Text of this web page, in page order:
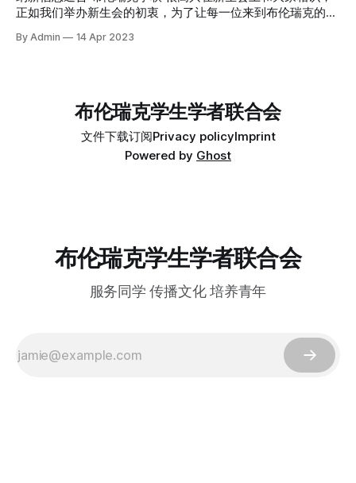
来！
正如我们举办新生会的初衷，为了让每一位来到布伦瑞克的同
学联在服务同学的路上已经走了几十年的时间。 当下，学联
你可以感受到朋友们时常的问候，羁绊多了，此心安处即吾
作，砥砺个人品格，提升综合能力； 在这里你还可以尝试与
校方和中德企业交流，或是维护同学们的权益，或是领略更高
区各高校的承认和支持。 布伦瑞克学联以维护布伦瑞克地区
中国学子权益、服务
By Admin 14 Apr 2023
布伦瑞克学生学者联合会
文件下载订阅Privacy policyImprint
Powered by Ghost
布伦瑞克学生学者联合会
服务同学 传播文化 培养青年